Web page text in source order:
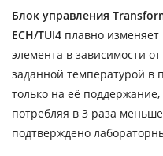
Блок управления
ECH/TUI4 плавно
элемента в зависимости
заданной температурой в
только на её
потребляя в 3 раза
подтверждено